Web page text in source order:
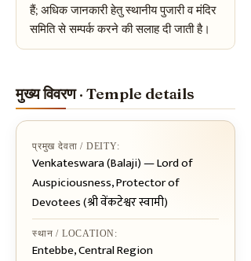
हैं; अधिक जानकारी हेतु स्थानीय पुजारी व मंदिर
समिति से सम्पर्क करने की सलाह दी जाती है।
मुख्य विवरण · Temple details
प्रमुख देवता / DEITY:
Venkateswara (Balaji) — Lord of
Auspiciousness, Protector of
Devotees (श्री वेंकटेश्वर स्वामी)
स्थान / LOCATION:
Entebbe, Central Region